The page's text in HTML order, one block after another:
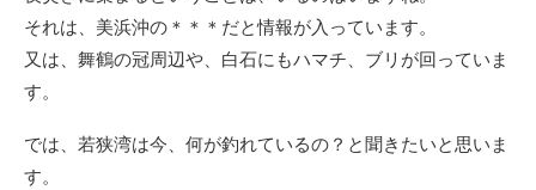
それは、美浜沖の＊＊＊だと情報が入っています。
又は、舞鶴の冠周辺や、白石にもハマチ、ブリが回っていま
す。
では、若狭湾は今、何が釣れているの？と聞きたいと思いま
す。